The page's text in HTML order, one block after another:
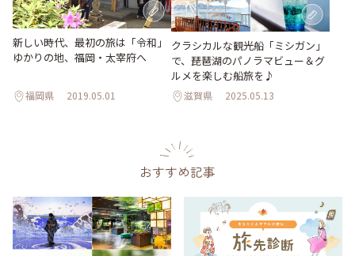
新しい時代、最初の旅は「令和」
ゆかりの地、福岡・太宰府へ
福岡県 2019.05.01
クラシカルな観光船「ミシガン」
で、琵琶湖のパノラマビュー＆グ
ルメを楽しむ船旅を♪
滋賀県 2025.05.13
おすすめ記事